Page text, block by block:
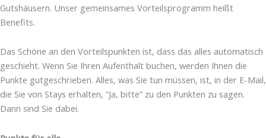
Gutshäusern. Unser gemeinsames Vorteilsprogramm heißt
Benefits.
Das Schöne an den Vorteilspunkten ist, dass das alles automatisch
geschieht. Wenn Sie Ihren Aufenthalt buchen, werden Ihnen die
Punkte gutgeschrieben. Alles, was Sie tun müssen, ist, in der E-Mail,
die Sie von Stays erhalten, ”Ja, bitte” zu den Punkten zu sagen.
Dann sind Sie dabei.